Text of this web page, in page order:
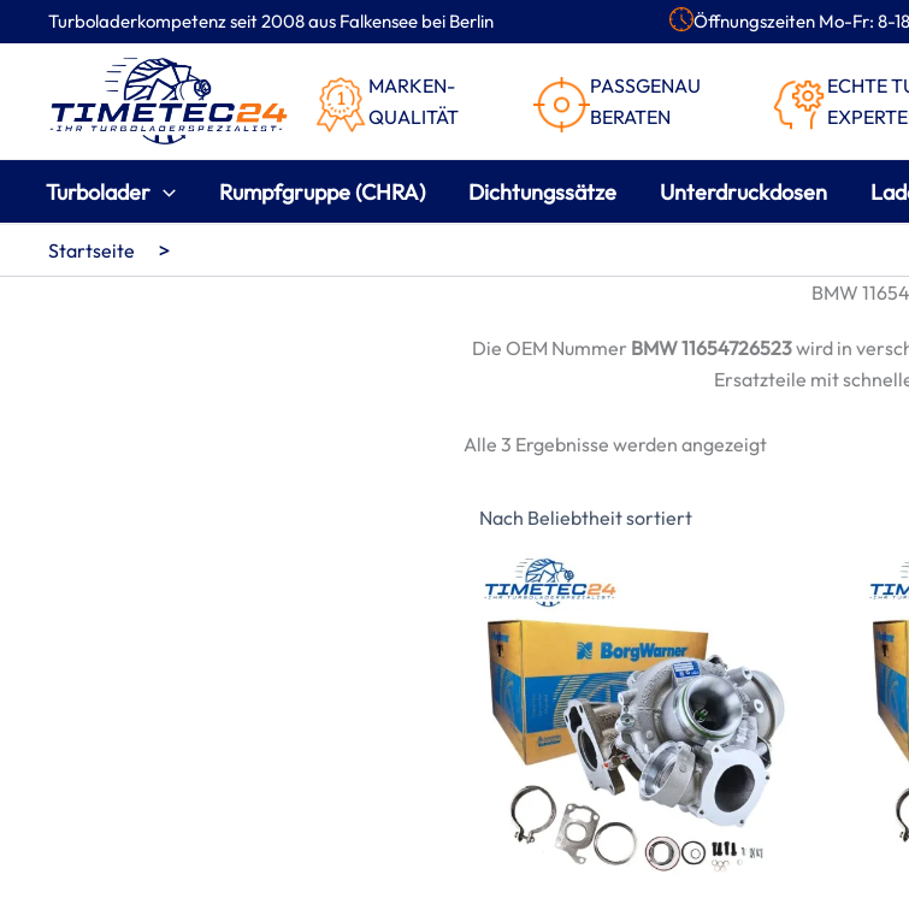
Turboladerkompetenz seit 2008 aus Falkensee bei Berlin Öffnungszeiten Mo-Fr: 8-
MARKEN-
QUALITÄT
PASSGENAU
BERATEN
ECHTE
Turbolader Rumpfgruppe (CHRA) Dichtungssätze Unterdruckdosen
Inhalt
Startseite >
BMW
Die OEM Nummer BMW 11654726523wird in
Ersatzteile mit
Alle 3 Ergebnisse werden angezeigtNach